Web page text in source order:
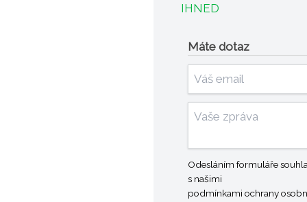
IHNED
Máte dotaz
Odesláním formuláře
s našimi
podmínkami ochrany